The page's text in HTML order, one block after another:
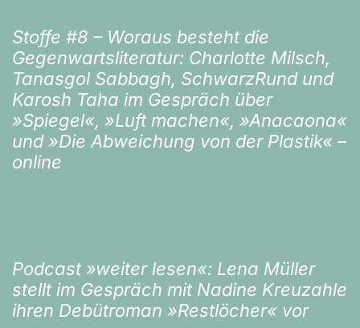
Stoffe #8 – Woraus besteht die
Gegenwartsliteratur: Charlotte Milsch,
Tanasgol Sabbagh, SchwarzRund und
Karosh Taha im Gespräch über
»Spiegel«, »Luft machen«, »Anacaona«
und »Die Abweichung von der Plastik« –
online
Podcast »weiter lesen«: Lena Müller
stellt im Gespräch mit Nadine Kreuzahle
ihren Debütroman »Restlöcher« vor